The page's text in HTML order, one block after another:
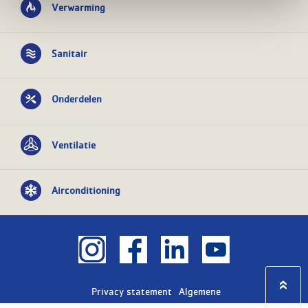
Verwarming
Sanitair
Onderdelen
Ventilatie
Airconditioning
Privacy statement
Algemene